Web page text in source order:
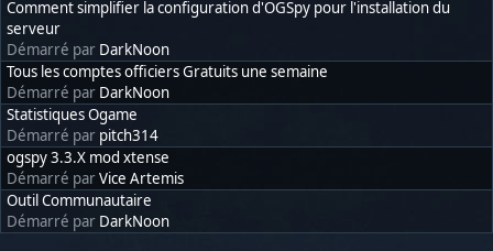
Comment simplifier la configuration d'OGSpy pour l'installation du
serveur
Démarré par DarkNoon
Tous les comptes officiers Gratuits une semaine
Démarré par DarkNoon
Statistiques Ogame
Démarré par pitch314
ogspy 3.3.X mod xtense
Démarré parVice Artemis
Outil Communautaire
Démarré par DarkNoon